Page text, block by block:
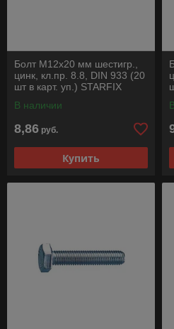
Болт М12х20 мм шестигр.,
цинк, кл.пр. 8.8, DIN 933 (20
шт в карт. уп.) STARFIX
В наличии
8,86 руб.
Купить